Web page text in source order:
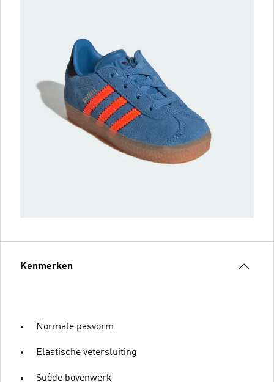
Kenmerken
Normale pasvorm
Elastische vetersluiting
Suède bovenwerk